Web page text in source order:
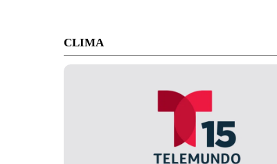
CLIMA